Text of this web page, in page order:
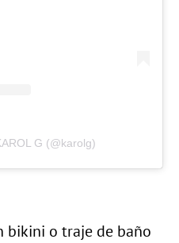
G (@karolg)
bikini o traje de baño